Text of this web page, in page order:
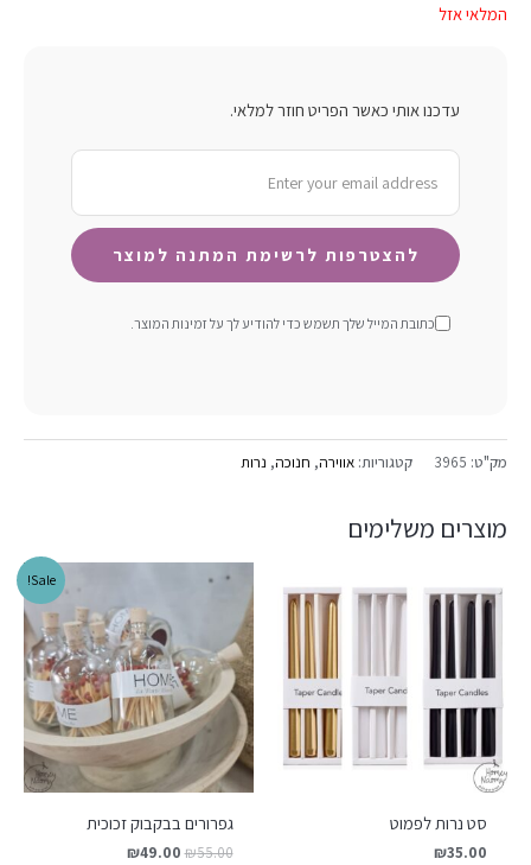
המלאי אזל
עדכנו אותי כאשר הפריט חוזר למלאי.
כתובת המייל שלך תשמש כדי להודיע ​​לך על זמינות המוצר.
מק"ט: 3965 קטגוריות: אווירה, חנוכה, נרות
מוצרים משלימים
סט נרות לפמוט
₪35.00
Sale!
גפרורים בבקבוק זכוכית
₪55.00
₪49.00